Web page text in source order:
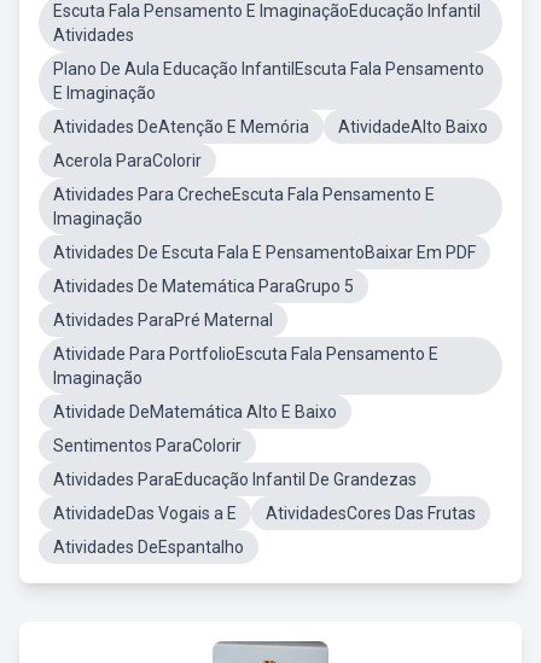
Escuta Fala Pensamento E ImaginaçãoEducação Infantil
Atividades
Plano De Aula Educação InfantilEscuta Fala Pensamento
E Imaginação
Atividades DeAtenção E Memória
AtividadeAlto Baixo
Acerola ParaColorir
Atividades Para CrecheEscuta Fala Pensamento E
Imaginação
Atividades De Escuta Fala E PensamentoBaixar Em PDF
Atividades De Matemática ParaGrupo 5
Atividades ParaPré Maternal
Atividade Para PortfolioEscuta Fala Pensamento E
Imaginação
Atividade DeMatemática Alto E Baixo
Sentimentos ParaColorir
Atividades ParaEducação Infantil De Grandezas
AtividadeDas Vogais a E
AtividadesCores Das Frutas
Atividades DeEspantalho